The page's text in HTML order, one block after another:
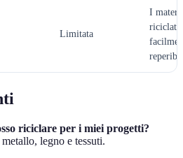
Limitata
I
riciclati
riciclare per i miei progetti?
legno e tessuti.